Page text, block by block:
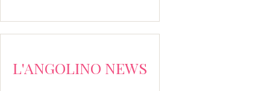
L'ANGOLINO NEWS